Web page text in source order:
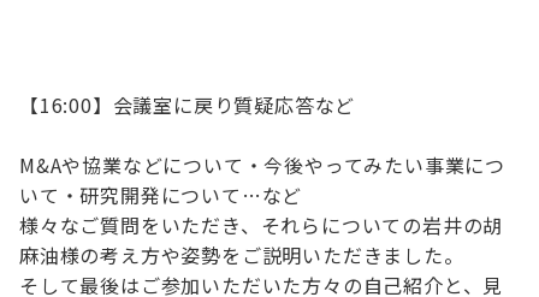
【16:00】会議室に戻り質疑応答など
M&Aや協業などについて・今後やってみたい事業につ
いて・研究開発について…など
様々なご質問をいただき、それらについての岩井の胡
麻油様の考え方や姿勢をご説明いただきました。
そして最後はご参加いただいた方々の自己紹介と、見